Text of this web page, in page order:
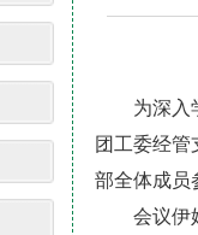
为深入
团工委经管
部全体成员
会议伊